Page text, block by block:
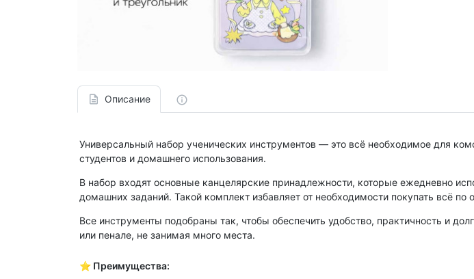
Описание
Универсальный набор ученических инструментов — это всё необходимое для
студентов и домашнего использования.
В набор входят основные канцелярские принадлежности, которые ежедневно
домашних заданий. Такой комплект избавляет от необходимости покупать всё по
Все инструменты подобраны так, чтобы обеспечить удобство, практичность и
или пенале, не занимая много места.
⭐ Преимущества: